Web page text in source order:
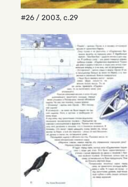
#26 / 2003, с.29